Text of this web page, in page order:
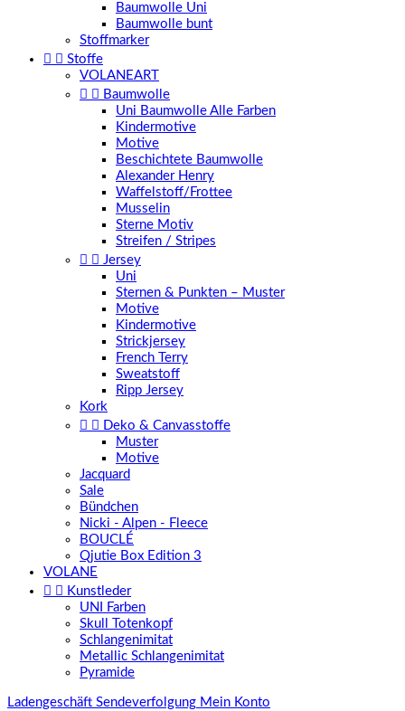
Baumwolle Uni
Baumwolle bunt
Stoffmarker
  Stoffe
VOLANEART
  Baumwolle
Uni Baumwolle Alle Farben
Kindermotive
Motive
Beschichtete Baumwolle
Alexander Henry
Waffelstoff/Frottee
Musselin
Sterne Motiv
Streifen / Stripes
  Jersey
Uni
Sternen & Punkten – Muster
Motive
Kindermotive
Strickjersey
French Terry
Sweatstoff
Ripp Jersey
Kork
  Deko & Canvasstoffe
Muster
Motive
Jacquard
Sale
Bündchen
Nicki - Alpen - Fleece
BOUCLÉ
Qjutie Box Edition 3
VOLANE
  Kunstleder
UNI Farben
Skull Totenkopf
Schlangenimitat
Metallic Schlangenimitat
Pyramide
Ladengeschäft Sendeverfolgung Mein Konto